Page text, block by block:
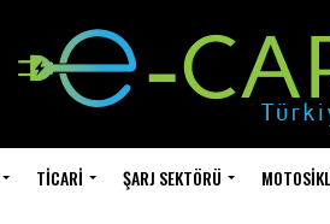
TICARI ŞARJ SEKTÖRÜ